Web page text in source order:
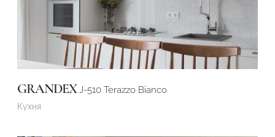
GRANDEXJ-510 Terazzo Bianco
Кухня